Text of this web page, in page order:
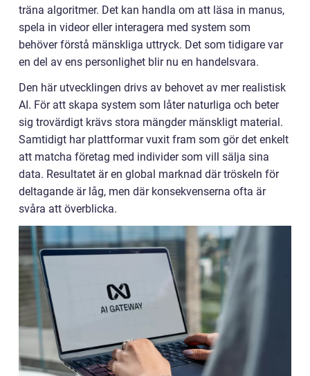
träna algoritmer. Det kan handla om att läsa in manus,
spela in videor eller interagera med system som
behöver förstå mänskliga uttryck. Det som tidigare var
en del av ens personlighet blir nu en handelsvara.
Den här utvecklingen drivs av behovet av mer realistisk
AI. För att skapa system som låter naturliga och beter
sig trovärdigt krävs stora mängder mänskligt material.
Samtidigt har plattformar vuxit fram som gör det enkelt
att matcha företag med individer som vill sälja sina
data. Resultatet är en global marknad där tröskeln för
deltagande är låg, men där konsekvenserna ofta är
svåra att överblicka.